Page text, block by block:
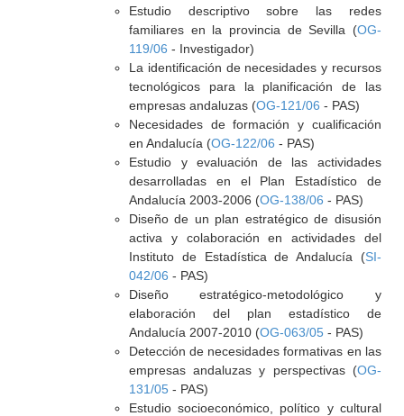
Estudio descriptivo sobre las redes
familiares en la provincia de Sevilla (OG-
119/06 - Investigador)
La identificación de necesidades y recursos
tecnológicos para la planificación de las
empresas andaluzas (OG-121/06 - PAS)
Necesidades de formación y cualificación
en Andalucía (OG-122/06 - PAS)
Estudio y evaluación de las actividades
desarrolladas en el Plan Estadístico de
Andalucía 2003-2006 (OG-138/06 - PAS)
Diseño de un plan estratégico de disusión
activa y colaboración en actividades del
Instituto de Estadística de Andalucía (SI-
042/06 - PAS)
Diseño estratégico-metodológico y
elaboración del plan estadístico de
Andalucía 2007-2010 (OG-063/05- PAS)
Detección de necesidades formativas en las
empresas andaluzas y perspectivas (OG-
131/05- PAS)
Estudio socioeconómico, político y cultural